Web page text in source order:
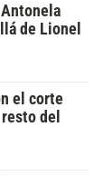
de Lionel
el corte
del